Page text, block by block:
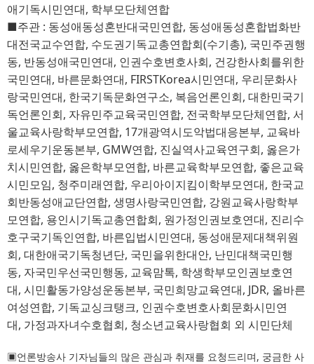
애기독시민연대, 학부모단체연합
■주관 : 동성애동성혼반대국민연합, 동성애동성혼합법화반
대전국교수연합, 수도권기독교총연합회(수기총), 국민주권행
동, 반동성애국민연대, 인권수호변호사회, 건강한사회를위한
국민연대, 바른문화연대, FIRSTKorea시민연대, 우리문화사
랑국민연대, 한국기독문화연구소, 복음언론인회, 대한민국기
독언론인회, 자유민주교육국민연합, 전국학부모단체연합, 서
울교육사랑학부모연합, 17개광역시도악법대응본부, 교육바
로세우기운동본부, GMW연합, 진실역사교육연구회, 옳은가
치시민연합, 옳은학부모연합, 바른교육학부모연합, 좋은교육
시민모임, 청주미래연합, 우리아이지킴이학부모연대, 한국교
회반동성애교단연합, 생명사랑국민연합, 강원교육사랑학부
모연합, 용인시기독교총연합회, 원가정인권보호연대, 진리수
호구국기독인연합, 바른입법시민연대, 동성애문제대책위원
회, 대한애국기독청년단, 국민을위한대안, 난민대책국민행
동, 자국민우선국민행동, 교육맘톡, 학생학부모인권보호연
대, 시민활동가양성운동본부, 국민희망교육연대, JDR, 올바른
여성연합, 기독교싱크탱크, 인권수호변호사회문화시민연
대, 가정과자녀수호협회, 청소년교육사랑협회 외 시민단체
▣언론방송사 기자님들의 많은 관심과 취재를 요청드리며, 궁금한 사